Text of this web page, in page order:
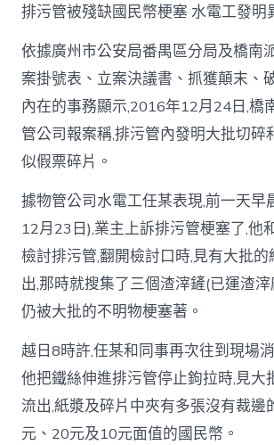
排污管被殘缺國民幣梗塞 水電工發明
依據廣州市公安局番禺區分局及橋南
案掛號表、立案決議書、抓獲顛末、
內在的事務顯示,2016年12月24日,橋
管公司報案稱,排污管內發明大批切碎
似假票碎片。
據物管公司水電工任某表現,前一天早
12月23日),業主上訴排污管梗塞了,他
檢討排污管,翻開檢討口時,見有大批
出,那時就搜集了三個渣滓鏟(已運渣
仍被大批的不明物梗塞著。
越日8時許,任某和同事再次往到現場
他把鐵絲伸進排污管停止鉤拉時,見大
流出,紙漿及碎片中夾有多張沒有裁邊
元、20元及10元面值的國民幣。